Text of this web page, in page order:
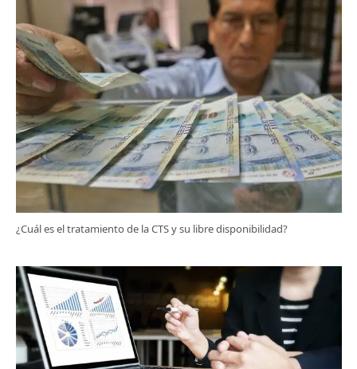
¿Cuál es el tratamiento de la CTS y su libre disponibilidad?